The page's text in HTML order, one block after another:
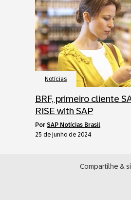
Notícias
BRF, primeiro cliente
RISE with SAP
por SAP Notícias Brasil
25 de junho de 2024
Compartilhe &